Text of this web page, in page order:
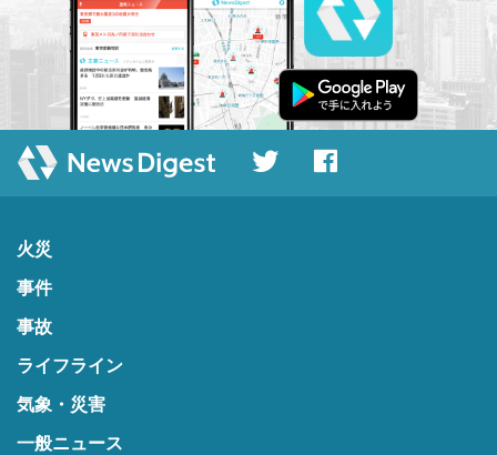
火災
事件
事故
ライフライン
気象・災害
一般ニュース